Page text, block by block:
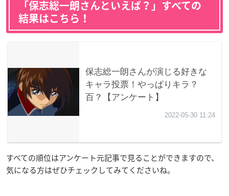
「保志総一朗さんといえば？」すべての
結果はこちら！
すべての順位はアンケート元記事で見ることができますので、
気になる方はぜひチェックしてみてくださいね。